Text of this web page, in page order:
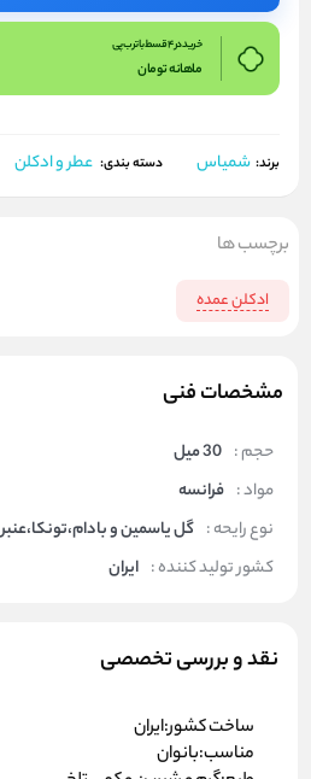
خرید در 4 قسط با ترب پی
ماهانهتومان
برند: شمیاس دسته بندی: عطر و ادکلن
مشخصات فنی
حجم : 30 میل
مواد : فرانسه
نوع رایحه : گل یاسمین و بادام،تونکا،عنبر
کشور تولید کننده : ایران
نقد و بررسی تخصصی
ساخت کشور:ایران
مناسب:بانوان
برچسب ها
ادکلن عمده